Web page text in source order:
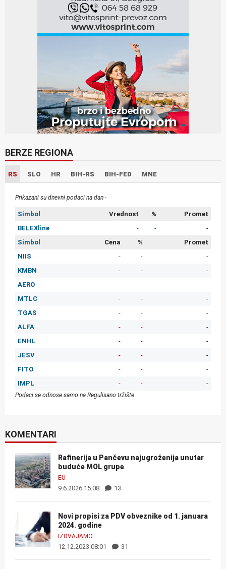
BERZE REGIONA
RS SLO HR BIH-RS BIH-FED MNE
Prikazani su dnevni podaci na dan -
Simbol Vrednost %
Promet
BELEXline
- -
-
Simbol
Cena %
Promet
NIIS
- -
-
KMBN
- -
-
AERO
- -
-
MTLC
- -
-
TGAS
- -
-
ALFA
- -
-
ENHL
- -
-
JESV
- -
-
FITO
- -
-
IMPL
- - -
Podaci se odnose samo na Regulisano tržište
KOMENTARI
Rafinerija u Pančevu najugroženija unutar
buduće MOL grupe
EU
9.6.2026 15:08 13
Novi propisi za PDV obveznike od 1. januara
2024. godine
IZDVAJAMO
12.12.2023 08:01 31